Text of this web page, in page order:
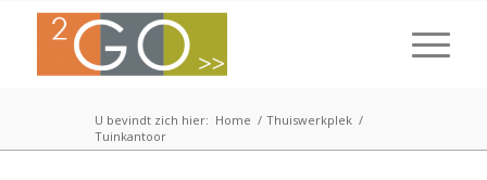
U bevindt zich hier: Home / Thuiswerkplek /
Tuinkantoor